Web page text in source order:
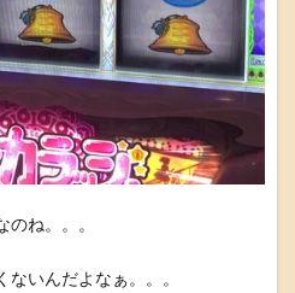
ね。。。
いんだよなぁ。。。